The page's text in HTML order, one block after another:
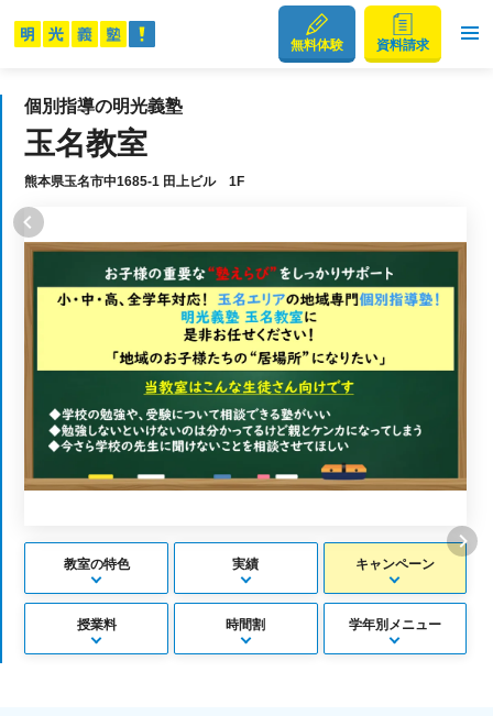
無料体験 資料請求
個別指導の明光義塾
玉名教室
熊本県玉名市中1685-1 田上ビル 1F
教室の特色 実績 キャンペーン
授業料 時間割 学年別メニュー